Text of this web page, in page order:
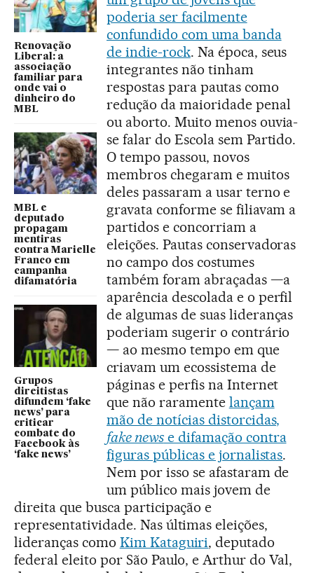
Renovação
Liberal: a
associação
familiar para
onde vai o
dinheiro do
MBL
MBL e
deputado
propagam
mentiras
contra Marielle
Franco em
campanha
difamatória
Grupos
direitistas
difundem ‘fake
news’ para
criticar
combate do
Facebook às
‘fake news’
poderia ser facilmente
confundido com uma banda
de indie-rock. Na época, seus
integrantes não tinham
respostas para pautas como
redução da maioridade penal
ou aborto. Muito menos ouvia-
se falar do Escola sem Partido.
O tempo passou, novos
membros chegaram e muitos
deles passaram a usar terno e
gravata conforme se filiavam a
partidos e concorriam a
eleições. Pautas conservadoras
no campo dos costumes
também foram abraçadas —a
aparência descolada e o perfil
de algumas de suas lideranças
poderiam sugerir o contrário
— ao mesmo tempo em que
criavam um ecossistema de
páginas e perfis na Internet
que não raramente lançam
mão de notícias distorcidas,
fake newse difamação contra
figuras públicas e jornalistas.
Nem por isso se afastaram de
um público mais jovem de
direita que busca participação e
representatividade. Nas últimas eleições,
lideranças como Kim Kataguiri, deputado
federal eleito por São Paulo, e Arthur do Val,